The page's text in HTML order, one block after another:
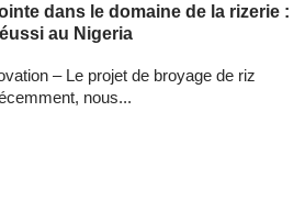
dans le domaine de la rizerie :
au Nigeria
– Le projet de broyage de riz
nous...